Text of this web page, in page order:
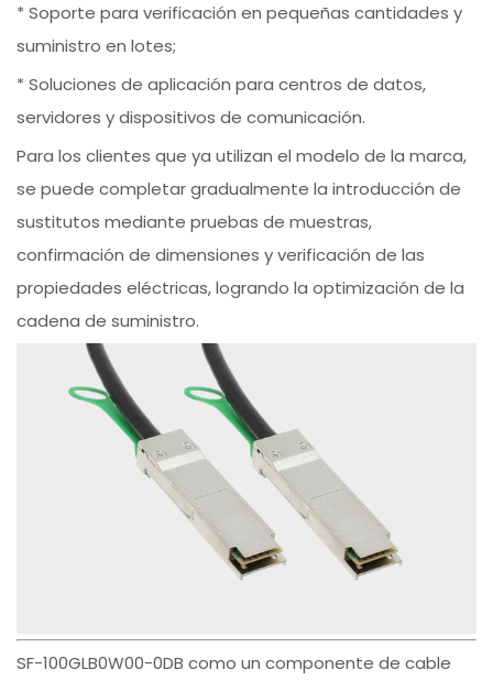
* Soporte para verificación en pequeñas cantidades y
suministro en lotes;
* Soluciones de aplicación para centros de datos,
servidores y dispositivos de comunicación.
Para los clientes que ya utilizan el modelo de la marca,
se puede completar gradualmente la introducción de
sustitutos mediante pruebas de muestras,
confirmación de dimensiones y verificación de las
propiedades eléctricas, logrando la optimización de la
cadena de suministro.
SF-100GLB0W00-0DB como un componente de cable